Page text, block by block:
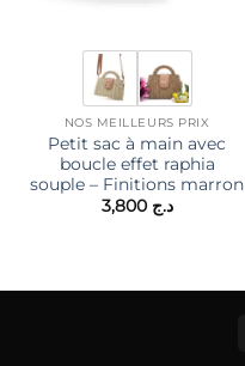
NOS MEILLEURS PRIX
Petit sac à main avec
boucle effet raphia
souple – Finitions marron
د.ج 3,800